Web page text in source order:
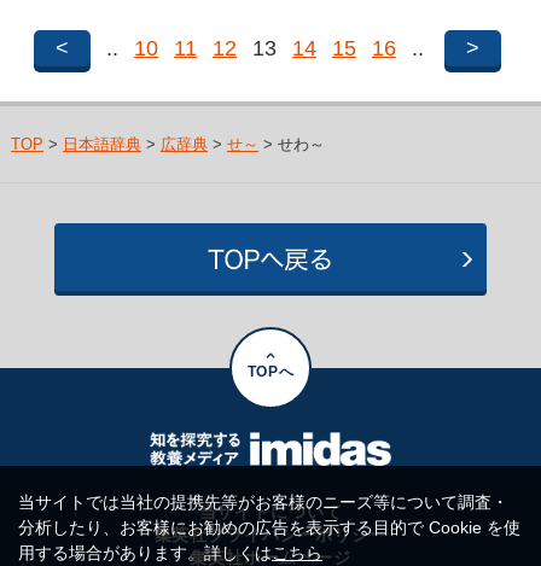
< .. 10 11 12 13 14 15 16 .. >
TOP > 日本語辞典> 広辞典> せ～ > せわ～
TOPへ
当サイトについて
集英社プライバシーポリシー
集英社ホームページ
当サイトでは当社の提携先等がお客様のニーズ等について調査・
分析したり、お客様にお勧めの広告を表示する目的で Cookie を使
用する場合があります。詳しくはこちら